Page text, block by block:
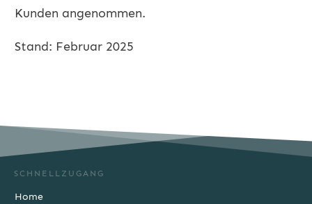
Kunden angenommen.
Stand: Februar 2025
SCHNELLZUGANG
Home